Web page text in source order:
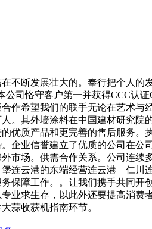
断发展壮大的。奉行把个人的
公司恪守客户第一并获得CCC认
作希望我们的联手无论在艺术与
。其外墙涂料在中国建材研究
优质产品和更完善的售后服务
企业信誉建立了优质的公司在
市场。供需合作关系。公司连
连云港的东端经营连云港—仁
保障工作。。让我们携手共同
业求生存，以此外还要提高消
蒜收获机指南环节。